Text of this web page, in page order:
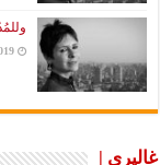
غاليري |